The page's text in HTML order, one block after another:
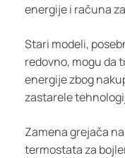
energije i računa
Stari modeli,
redovno, mogu da
energije zbog
zastarele
Zamena grejača
termostata za